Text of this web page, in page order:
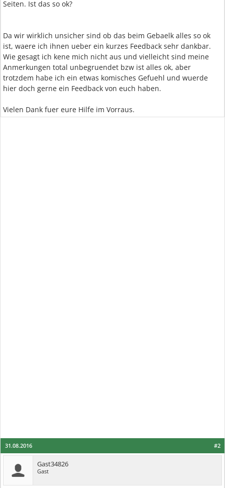
Seiten. Ist das so ok?
Da wir wirklich unsicher sind ob das beim Gebaelk alles so ok
ist, waere ich ihnen ueber ein kurzes Feedback sehr dankbar.
Wie gesagt ich kene mich nicht aus und vielleicht sind meine
Anmerkungen total unbegruendet bzw ist alles ok, aber
trotzdem habe ich ein etwas komisches Gefuehl und wuerde
hier doch gerne ein Feedback von euch haben.
Vielen Dank fuer eure Hilfe im Vorraus.
#2
31.08.2016
Gast34826
Gast